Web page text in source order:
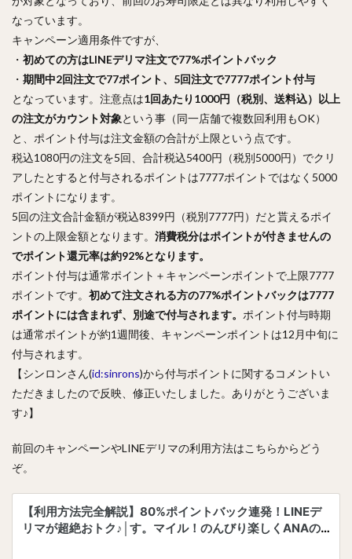
なっています。
キャンペーン適用条件ですが、
・ 初めての方はLINEデリマ注文で77%ポイントバック
・ 期間中2回注文で77ポイント、5回注文で7777ポイント付与
となっています。注意点は1回あたり1000円（税別、送料込）以上
の注文がカウント対象という事（同一店舗で複数回利用もOK）
と、ポイント付与は注文金額の合計が上限という点です。
税込1080円の注文を5回、合計税込5400円（税別5000円）でクリ
アしたとすると付与されるポイントは7777ポイントではなく5000
ポイントになります。
5回の注文合計金額が税込8399円（税別7777円）だと貰えるポイ
ントの上限金額となります。 消費税分はポイントが付きませんの
でポイント還元率は約92%となります。
ポイント付与は通常ポイント＋キャンペーンポイントで上限7777
ポイントです。 初めて注文される方の77%ポイントバックは7777
ポイントには含まれず、別途で付与されます。 ポイント付与時期
は通常ポイントが約1週間後、キャンペーンポイントは12月中旬に
付与されます。
【シンロンさん(id:sinrons)から付与ポイントに関するコメントい
ただきましたので反映、修正いたしました。ありがとうございま
す♪】
前回のキャンペーンやLINEデリマの利用方法はこちらからどう
ぞ。